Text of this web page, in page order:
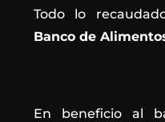
Todo lo
Banco de
En beneficio al